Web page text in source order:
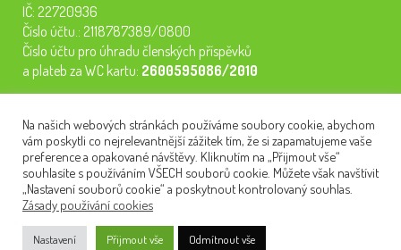
IČ: 22720936
Číslo účtu.: 2118787389/0800
Číslo účtu pro úhradu členských příspěvků
a plateb za WC kartu: 2600595086/2010
semináře, konferenci, plavbu na lodi a WC kartu. Z peněz
tiskneme odborné publikace pro pacienty.
NEWSLETTER
Na našich webových stránkách používáme soubory cookie, abychom
vám poskytli co nejrelevantnější zážitek tím, že si zapamatujeme vaše
preference a opakované návštěvy. Kliknutím na „Přijmout vše“
souhlasíte s používáním VŠECH souborů cookie. Můžete však navštívit
„Nastavení souborů cookie“ a poskytnout kontrolovaný souhlas.
Zásady používání cookies
Nastavení Přijmout vše Odmítnout vše